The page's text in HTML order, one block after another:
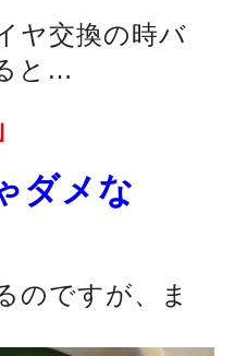
ヤ交換の時バ
と…
ダメな
のですが、ま